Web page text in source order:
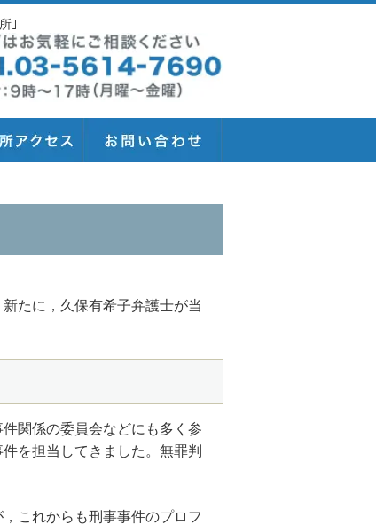
｣
たに，久保有希子弁護士が当
関係の委員会などにも多く参
を担当してきました。無罪判
これからも刑事事件のプロフ